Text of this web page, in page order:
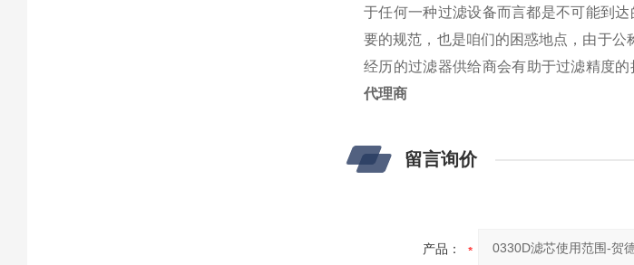
于任何一种过滤设备而言都是不可能到
要的规范，也是咱们的困惑地点，由于
经历的过滤器供给商会有助于过滤精度
代理商
留言询价
产品：